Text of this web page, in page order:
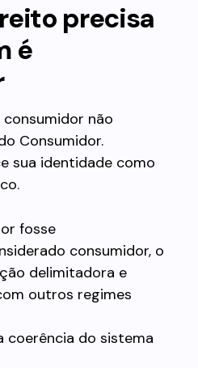
precisa
é
não
Consumidor.
sua identidade como
fosse
consumidor, o
delimitadora e
outros regimes
coerência do sistema